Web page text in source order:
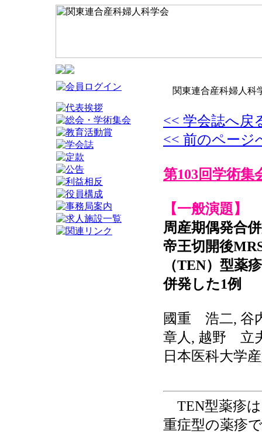
関東連合産科婦人科
<< 学会誌へ戻
<< 前のページ
第103回学術集
【一般演題】
周産期偶発合
帝王切開後
（TEN）型薬
併発した1例
國重 浩二,
章人, 越野 立
日本医科大学
TEN型薬疹は
重症型の薬疹